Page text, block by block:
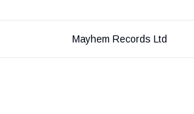
Mayhem Records Ltd